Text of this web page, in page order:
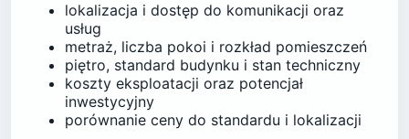
lokalizacja i dostęp do komunikacji oraz
usług
metraż, liczba pokoi i rozkład pomieszczeń
piętro, standard budynku i stan techniczny
koszty eksploatacji oraz potencjał
inwestycyjny
porównanie ceny do standardu i lokalizacji